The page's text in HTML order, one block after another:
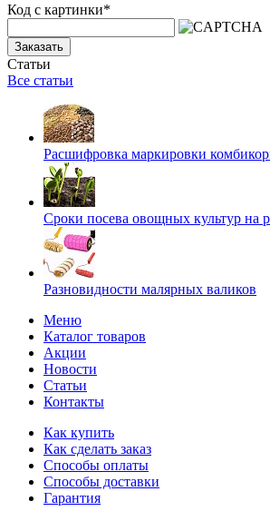
Код с картинки*
Заказать
Статьи
Все статьи
Расшифровка маркировки
Сроки посева овощных культур на
Разновидности малярных валиков
Меню
Каталог товаров
Акции
Новости
Статьи
Контакты
Как купить
Как сделать заказ
Способы оплаты
Способы доставки
Гарантия